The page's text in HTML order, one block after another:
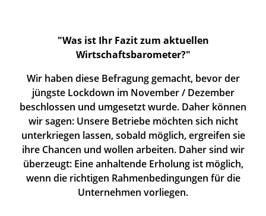
"Was ist Ihr Fazit zum aktuellen
Wirtschaftsbarometer?"
Wir haben diese Befragung gemacht, bevor der
jüngste Lockdown im November / Dezember
beschlossen und umgesetzt wurde. Daher können
wir sagen: Unsere Betriebe möchten sich nicht
unterkriegen lassen, sobald möglich, ergreifen sie
ihre Chancen und wollen arbeiten. Daher sind wir
überzeugt: Eine anhaltende Erholung ist möglich,
wenn die richtigen Rahmenbedingungen für die
Unternehmen vorliegen.